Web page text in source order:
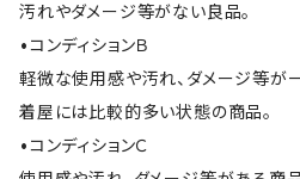
汚れやダメージ等がない良品。
•コンディションＢ
軽微な使用感や汚れ、ダメージ等が
着屋には比較的多い状態の商品。
•コンディションＣ